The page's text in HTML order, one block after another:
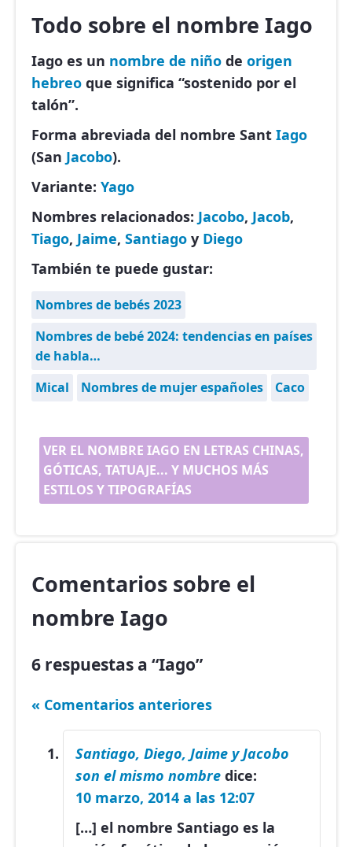
Todo sobre el nombre Iago
Iago es un nombre de niño de origen
hebreo que significa “sostenido por el
talón”.
Forma abreviada del nombre Sant Iago
(San Jacobo).
Variante: Yago
Nombres relacionados: Jacobo, Jacob,
Tiago, Jaime, Santiago y Diego
También te puede gustar:
Nombres de bebés 2023
Nombres de bebé 2024: tendencias en países
de habla…
Mical
Nombres de mujer españoles Caco
VER EL NOMBRE IAGO EN LETRAS CHINAS,
GÓTICAS, TATUAJE... Y MUCHOS MÁS
ESTILOS Y TIPOGRAFÍAS
Comentarios sobre el
nombre Iago
6 respuestas a “Iago”
« Comentarios anteriores
Santiago, Diego, Jaime y Jacobo
son el mismo nombre dice:
10 marzo, 2014 a las 12:07
[…] el nombre Santiago es la